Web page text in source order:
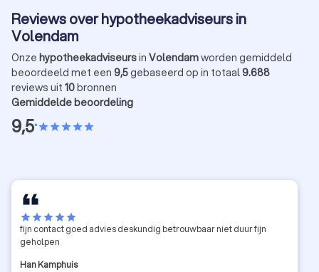
Reviews over hypotheekadviseurs in
Volendam
Onze hypotheekadviseursin Volendamworden gemiddeld
beoordeeld met een 9,5gebaseerd op in totaal9.688
reviews uit 10bronnen
Gemiddelde beoordeling
9,5•starstarstarstarstar
starstarstarstarstar
fijn contact goed advies deskundig betrouwbaar niet duur fijn
geholpen
Han Kamphuis